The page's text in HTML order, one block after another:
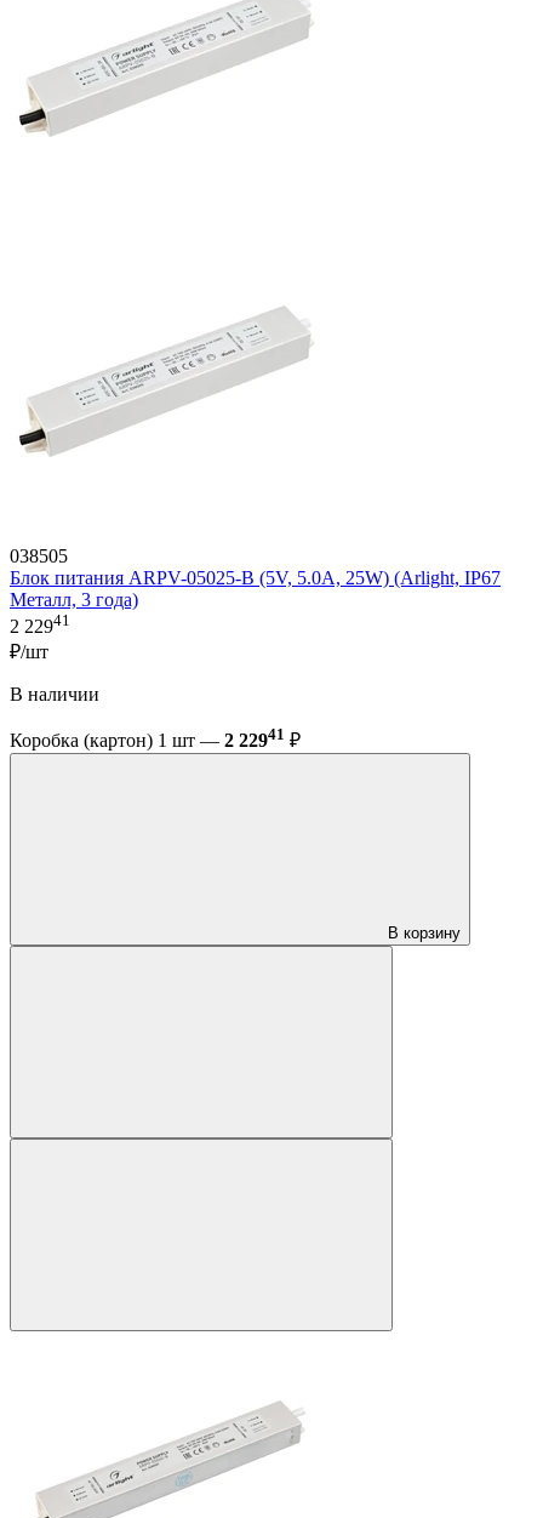
038505
Блок питания ARPV-05025-B (5V, 5.0A, 25W) (Arlight, IP67
Металл, 3 года)
2 22941
₽/шт
В наличии
Коробка (картон) 1 шт — 2 22941 ₽
В корзину